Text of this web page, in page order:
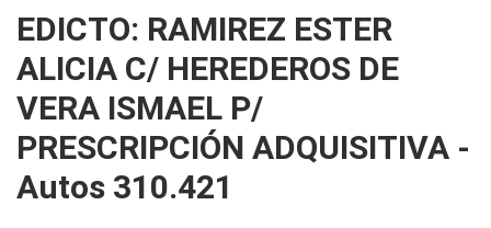
EDICTO: RAMIREZ ESTER
ALICIA C/ HEREDEROS DE
VERA ISMAEL P/
PRESCRIPCIÓN ADQUISITIVA -
Autos 310.421